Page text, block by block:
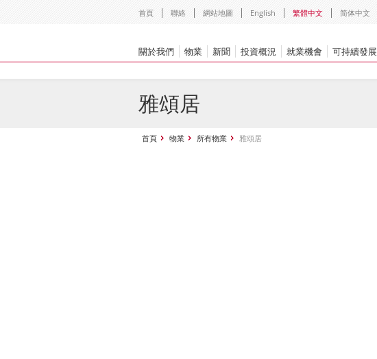
首頁 聯絡 網站地圖 English 繁體中文 简体中文
關於我們 物業 新聞 投資概況 就業機會 可持續發展
雅頌居
首頁 物業 所有物業 雅頌居